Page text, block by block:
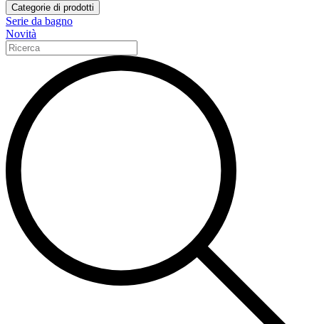
Categorie di prodotti
Serie da bagno
Novità